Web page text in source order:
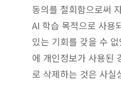
동의를 철회함으로써
AI 학습 목적으로 사용
있는 기회를 갖을 수
에 개인정보가 사용된
로 삭제하는 것은 사실